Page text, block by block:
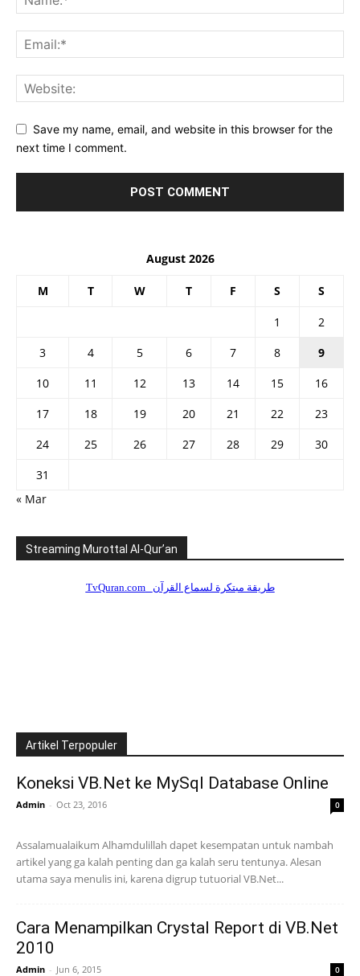
Save my name, email, and website in this browser for the
next time I comment.
August 2026
M T W T F S S
1
2
3
4 5 6 7 8
9
10
11 12 13 14 15
16
17
18 19 20 21 22
23
24
25 26 27 28 29
30
31
« Mar
Streaming Murottal Al-Qur’an
Artikel Terpopuler
Koneksi VB.Net ke MySql Database Online
Admin - Oct 23, 2016 0
Assalamualaikum Alhamdulillah dapet kesempatan untuk nambah
artikel yang ga kalah penting dan ga kalah seru tentunya. Alesan
utama saya menulis ini, karena digrup tutuorial VB.Net...
Cara Menampilkan Crystal Report di VB.Net
2010
Admin - Jun 6, 2015 0